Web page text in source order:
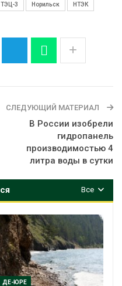
ТЭЦ-3 Норильск НТЭК
СЛЕДУЮЩИЙ МАТЕРИАЛ
В России изобрели
гидропанель
производимостью 4
литра воды в сутки
Все
ДЕ-ЮРЕ